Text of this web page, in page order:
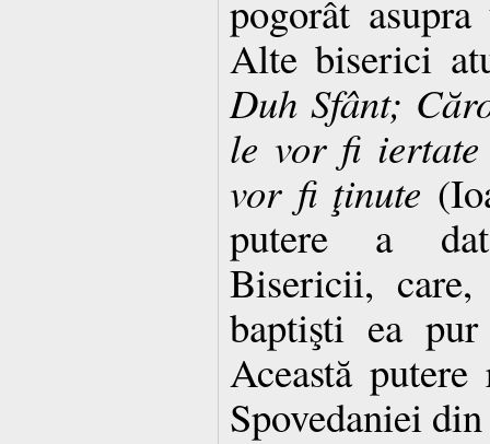
pogorât
Alte biserici
Duh Sfânt;
le vor fi
vor fi ţinute
putere a
Bisericii,
baptişti ea
Această
Spovedaniei